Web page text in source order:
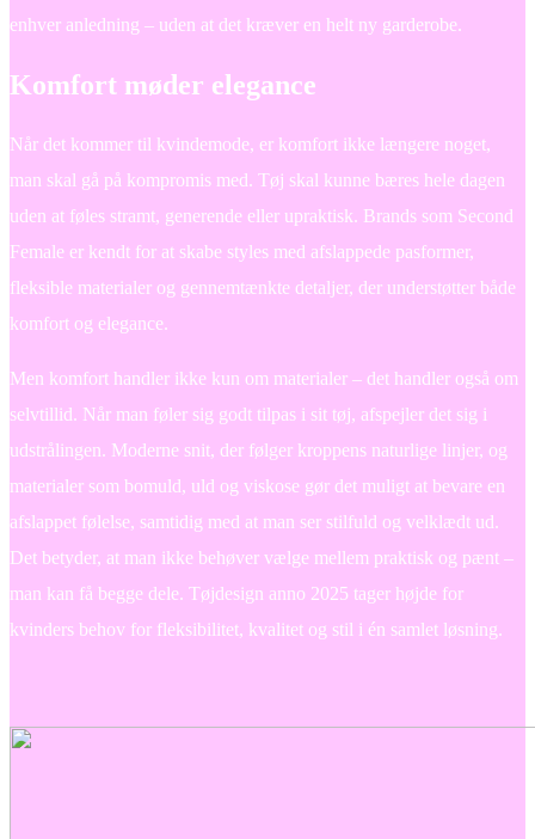
enhver anledning – uden at det kræver en helt ny garderobe.
Komfort møder elegance
Når det kommer til kvindemode, er komfort ikke længere noget,
man skal gå på kompromis med. Tøj skal kunne bæres hele dagen
uden at føles stramt, generende eller upraktisk. Brands som Second
Female er kendt for at skabe styles med afslappede pasformer,
fleksible materialer og gennemtænkte detaljer, der understøtter både
komfort og elegance.
Men komfort handler ikke kun om materialer – det handler også om
selvtillid. Når man føler sig godt tilpas i sit tøj, afspejler det sig i
udstrålingen. Moderne snit, der følger kroppens naturlige linjer, og
materialer som bomuld, uld og viskose gør det muligt at bevare en
afslappet følelse, samtidig med at man ser stilfuld og velklædt ud.
Det betyder, at man ikke behøver vælge mellem praktisk og pænt –
man kan få begge dele. Tøjdesign anno 2025 tager højde for
kvinders behov for fleksibilitet, kvalitet og stil i én samlet løsning.